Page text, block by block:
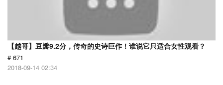
【越哥】豆瓣9.2分，传奇的史诗巨作！谁说它只适合女性观看？
# 671
2018-09-14 02:34